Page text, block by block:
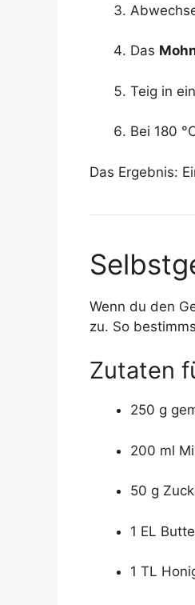
Das
Teig in
Bei 180
Das Ergebnis:
Wenn du den
zu. So
Zutaten
250 g
200 ml
50 g
1 EL
1 TL